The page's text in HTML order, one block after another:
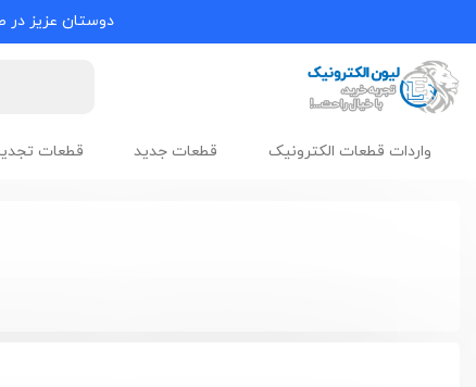
دوستان عزیز در
واردات قطعات الکترونیک قطعات جدید قطعات